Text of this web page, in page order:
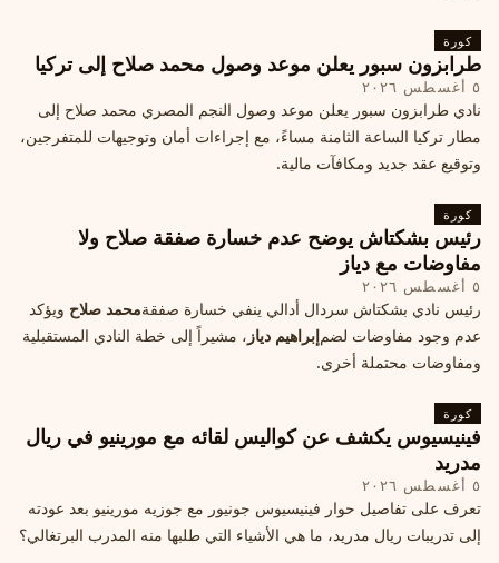
كورة
طرابزون سبور يعلن موعد وصول محمد صلاح إلى تركيا
٥ أغسطس ٢٠٢٦
نادي طرابزون سبور يعلن موعد وصول النجم المصري محمد صلاح إلى
مطار تركيا الساعة الثامنة مساءً، مع إجراءات أمان وتوجيهات للمتفرجين،
وتوقيع عقد جديد ومكافآت مالية.
كورة
رئيس بشكتاش يوضح عدم خسارة صفقة صلاح ولا
مفاوضات مع دياز
٥ أغسطس ٢٠٢٦
رئيس نادي بشكتاش سردال أدالي ينفي خسارة صفقةمحمد صلاح ويؤكد
عدم وجود مفاوضات لضمإبراهيم دياز ، مشيراً إلى خطة النادي المستقبلية
ومفاوضات محتملة أخرى.
كورة
فينيسيوس يكشف عن كواليس لقائه مع مورينيو في ريال
مدريد
٥ أغسطس ٢٠٢٦
تعرف على تفاصيل حوار فينيسيوس جونيور مع جوزيه مورينيو بعد عودته
إلى تدريبات ريال مدريد، ما هي الأشياء التي طلبها منه المدرب البرتغالي؟